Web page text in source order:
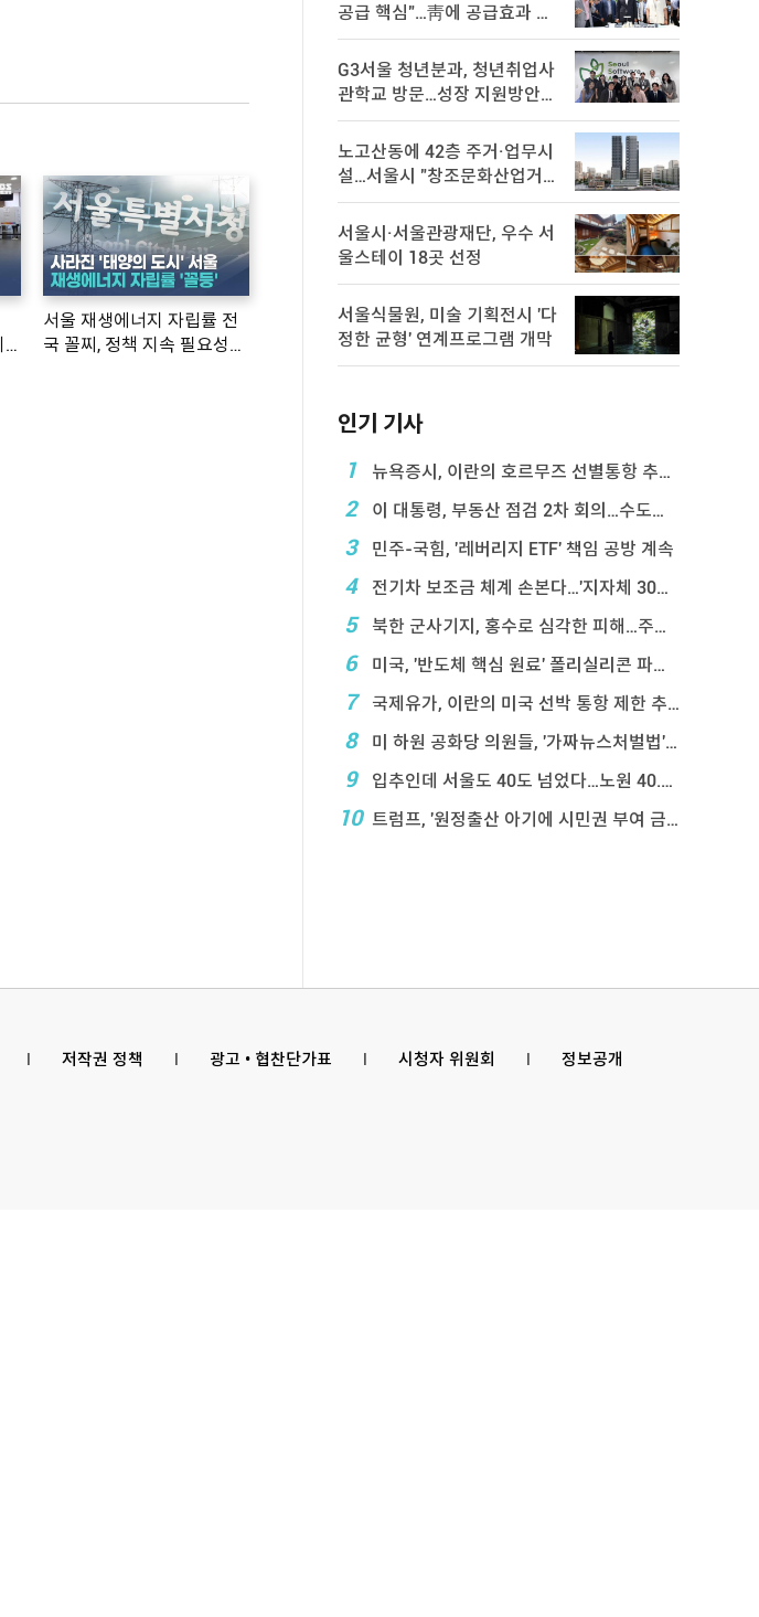
서울 재생에너지 자립률 전
국 꼴찌, 정책 지속 필요성
공급 핵심"…靑에 공급효과 백
서 전달
G3서울 청년분과, 청년취업사
관학교 방문…성장 지원방안
논의
노고산동에 42층 주거·업무시
설…서울시 "창조문화산업거
점 육성"
서울시·서울관광재단, 우수 서
울스테이 18곳 선정
서울식물원, 미술 기획전시 '다
정한 균형' 연계프로그램 개막
인기 기사
1
뉴욕증시, 이란의 호르무즈 선별통항 추진에 하락
2 이 대통령, 부동산 점검 2차 회의…수도권 공급대책 ...
3 민주-국힘, '레버리지 ETF' 책임 공방 계속
4 전기차 보조금 체계 손본다…'지자체 30％ 매칭' ...
5 북한 군사기지, 홍수로 심각한 피해…주택 수백채 파괴
6 미국, '반도체 핵심 원료' 폴리실리콘 파생상품에 ...
7 국제유가, 이란의 미국 선박 통항 제한 추진에 상승
8 미 하원 공화당 의원들, '가짜뉴스처벌법' 항의 서한
9 입추인데 서울도 40도 넘었다…노원 40.2도 기록
10 트럼프, '원정출산 아기에 시민권 부여 금지' 행정 ...
l 저작권 정책 l 광고 • 협찬단가표 l 시청자 위원회 l 정보공개